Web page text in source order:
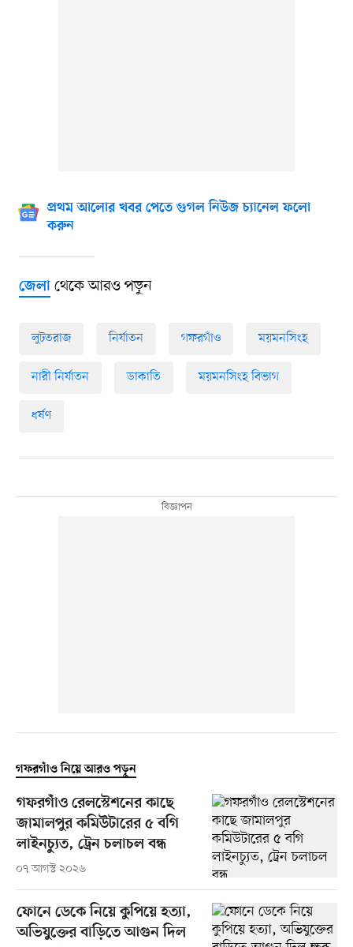
প্রথম আলোর খবর পেতে গুগল নিউজ চ্যানেল ফলো
করুন
জেলাথেকে আরও পড়ুন
লুটতরাজ নির্যাতন গফরগাঁও ময়মনসিংহ
নারী নির্যাতন ডাকাতি ময়মনসিংহ বিভাগ
ধর্ষণ
গফরগাঁও নিয়ে আরও পড়ুন
গফরগাঁও রেলস্টেশনের কাছে
জামালপুর কমিউটারের ৫ বগি
লাইনচ্যুত, ট্রেন চলাচল বন্ধ
০৭ আগস্ট ২০২৬
ফোনে ডেকে নিয়ে কুপিয়ে হত্যা,
অভিযুক্তের বাড়িতে আগুন দিল